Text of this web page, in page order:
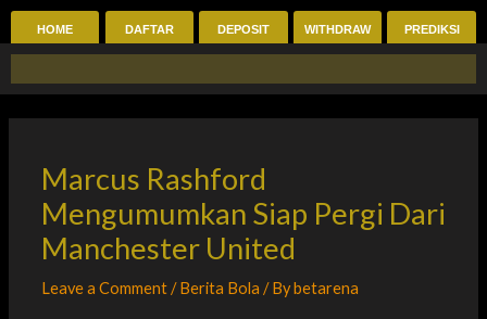
Skip
to
HOME DAFTAR DEPOSIT WITHDRAW PREDIKSI
Marcus Rashford
Mengumumkan Siap Pergi Dari
Manchester United
Leave a Comment/Berita Bola / Bybetarena